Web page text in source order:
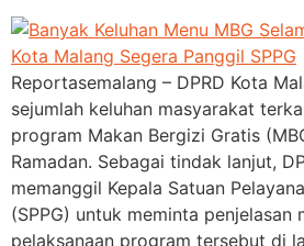
Reportasemalang – DPRD Kota
sejumlah keluhan masyarakat
program Makan Bergizi Gratis
Ramadan. Sebagai tindak lanjut,
memanggil Kepala Satuan
(SPPG) untuk meminta penjelasan
pelaksanaan program tersebut di